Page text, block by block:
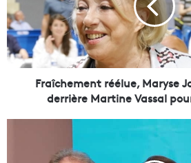
c
h
e
m
Fraîchement réélue, Maryse
derrière Martine Vassal